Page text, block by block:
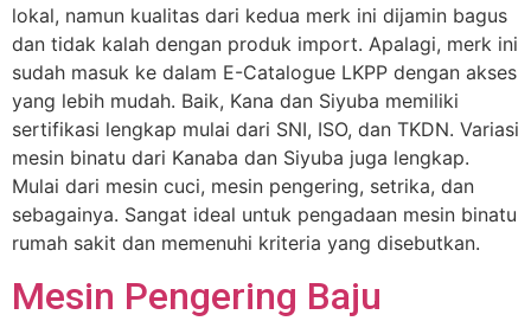
lokal, namun kualitas dari kedua merk ini dijamin bagus
dan tidak kalah dengan produk import. Apalagi, merk ini
sudah masuk ke dalam E-Catalogue LKPP dengan akses
yang lebih mudah. Baik, Kana dan Siyuba memiliki
sertifikasi lengkap mulai dari SNI, ISO, dan TKDN. Variasi
mesin binatu dari Kanaba dan Siyuba juga lengkap.
Mulai dari mesin cuci, mesin pengering, setrika, dan
sebagainya. Sangat ideal untuk pengadaan mesin binatu
rumah sakit dan memenuhi kriteria yang disebutkan.
Mesin Pengering Baju